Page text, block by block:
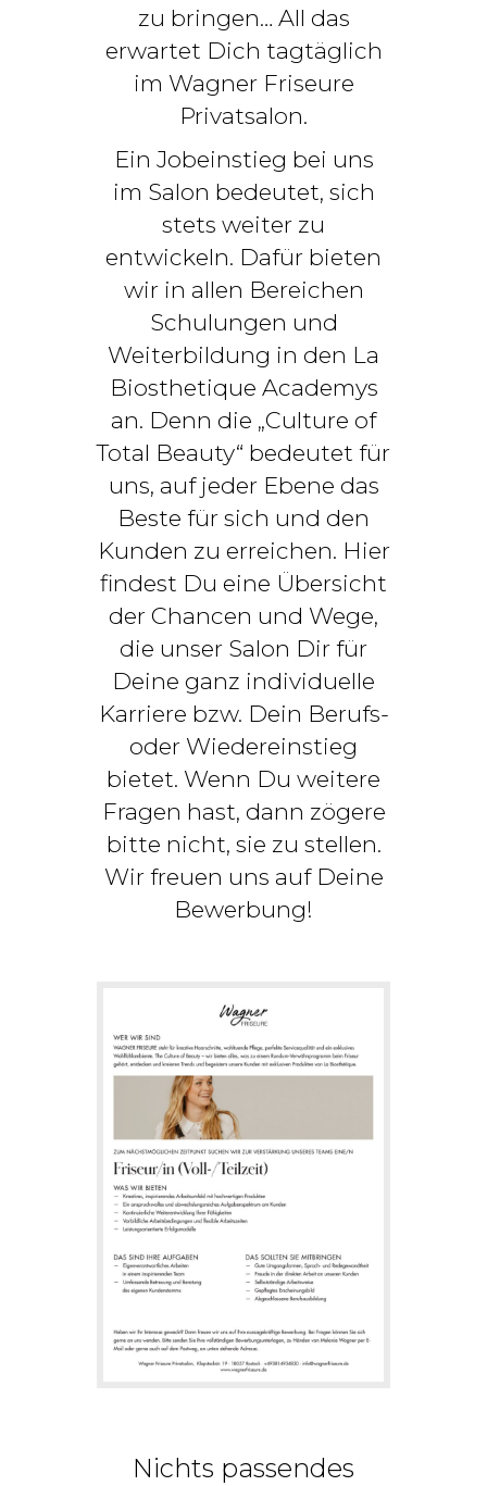
zu bringen… All das
erwartet Dich tagtäglich
im Wagner Friseure
Privatsalon.
Ein Jobeinstieg bei uns
im Salon bedeutet, sich
stets weiter zu
entwickeln. Dafür bieten
wir in allen Bereichen
Schulungen und
Weiterbildung in den La
Biosthetique Academys
an. Denn die „Culture of
Total Beauty“ bedeutet für
uns, auf jeder Ebene das
Beste für sich und den
Kunden zu erreichen. Hier
findest Du eine Übersicht
der Chancen und Wege,
die unser Salon Dir für
Deine ganz individuelle
Karriere bzw. Dein Berufs-
oder Wiedereinstieg
bietet. Wenn Du weitere
Fragen hast, dann zögere
bitte nicht, sie zu stellen.
Wir freuen uns auf Deine
Bewerbung!
Nichts passendes